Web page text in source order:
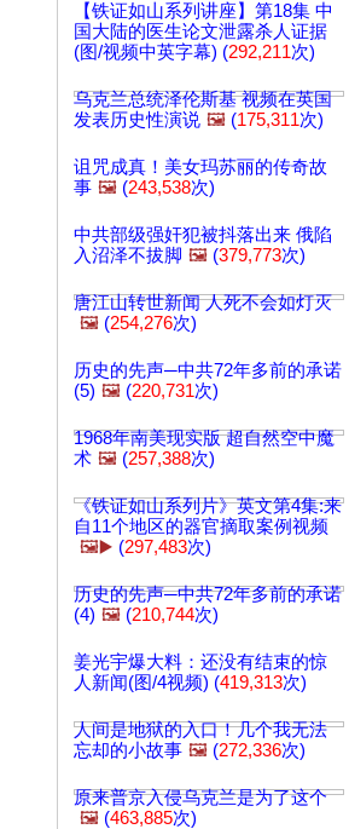
【铁证如山系列讲座】第18集 中
国大陆的医生论文泄露杀人证据
(图/视频中英字幕) (292,211次)
乌克兰总统泽伦斯基 视频在英国
发表历史性演说 🖼️ (175,311次)
诅咒成真！美女玛苏丽的传奇故
事 🖼️ (243,538次)
中共部级强奸犯被抖落出来 俄陷
入沼泽不拔脚 🖼️ (379,773次)
唐江山转世新闻 人死不会如灯灭
🖼️ (254,276次)
历史的先声─中共72年多前的承诺
(5) 🖼️ (220,731次)
1968年南美现实版 超自然空中魔
术 🖼️ (257,388次)
《铁证如山系列片》英文第4集:来
自11个地区的器官摘取案例视频
🖼️▶️ (297,483次)
历史的先声─中共72年多前的承诺
(4) 🖼️ (210,744次)
姜光宇爆大料：还没有结束的惊
人新闻(图/4视频) (419,313次)
人间是地狱的入口！几个我无法
忘却的小故事 🖼️ (272,336次)
原来普京入侵乌克兰是为了这个
🖼️ (463,885次)